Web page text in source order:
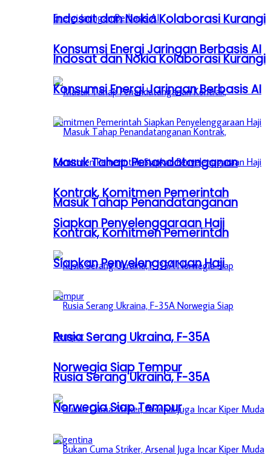
Indosat dan Nokia Kolaborasi Kurangi
Konsumsi Energi Jaringan Berbasis AI
Masuk Tahap Penandatanganan
Kontrak, Komitmen Pemerintah
Siapkan Penyelenggaraan Haji
Rusia Serang Ukraina, F-35A
Norwegia Siap Tempur
Indosat dan Nokia Kolaborasi Kurangi
Konsumsi Energi Jaringan Berbasis AI
Masuk Tahap Penandatanganan
Kontrak, Komitmen Pemerintah
Siapkan Penyelenggaraan Haji
Rusia Serang Ukraina, F-35A
Norwegia Siap Tempur